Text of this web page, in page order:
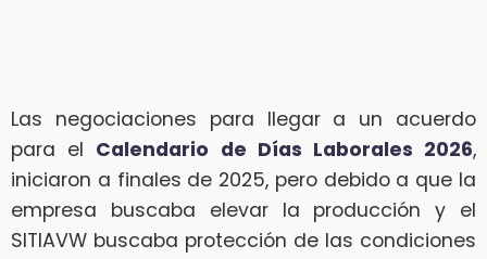
Las negociaciones para llegar a un acuerdo
para el Calendario de Días Laborales 2026,
iniciaron a finales de 2025, pero debido a que la
empresa buscaba elevar la producción y el
SITIAVW buscaba protección de las condiciones